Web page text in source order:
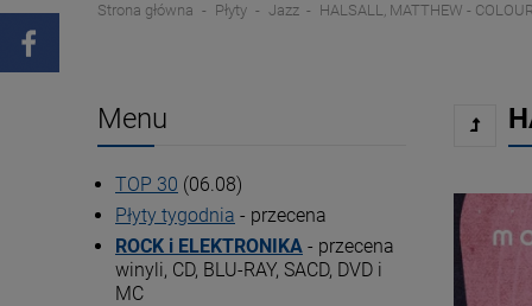
Strona główna Płyty Jazz HALSALL, MATTHEW -
Menu
TOP 30 (06.08)
Płyty tygodnia - przecena
ROCK i ELEKTRONIKA - przecena
winyli, CD, BLU-RAY, SACD, DVD i
MC